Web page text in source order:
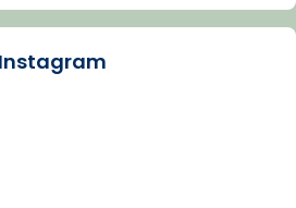
Instagram